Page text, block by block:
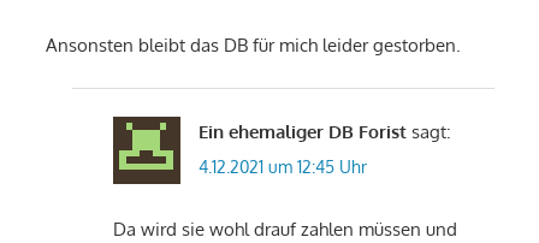
Ansonsten bleibt das DB für mich leider gestorben.
Ein ehemaliger DB Forist sagt:
4.12.2021 um 12:45 Uhr
Da wird sie wohl drauf zahlen müssen und